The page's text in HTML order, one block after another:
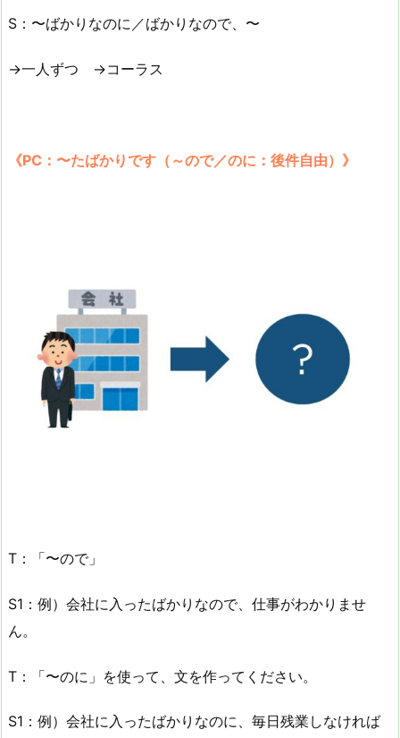
S：〜ばかりなのに／ばかりなので、〜
→一人ずつ →コーラス
《PC：〜たばかりです（～ので／のに：後件自由）》
T：「〜ので」
S1：例）会社に入ったばかりなので、仕事がわかりませ
ん。
T：「〜のに」を使って、文を作ってください。
S1：例）会社に入ったばかりなのに、毎日残業しなければ